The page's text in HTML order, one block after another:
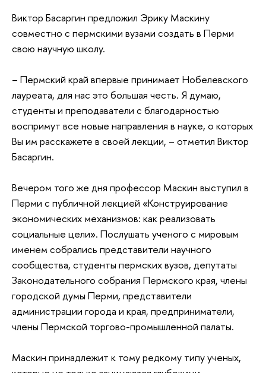
Виктор Басаргин предложил Эрику Маскину
совместно с пермскими вузами создать в Перми
свою научную школу.
– Пермский край впервые принимает Нобелевского
лауреата, для нас это большая честь. Я думаю,
студенты и преподаватели с благодарностью
воспримут все новые направления в науке, о которых
Вы им расскажете в своей лекции, – отметил Виктор
Басаргин.
Вечером того же дня профессор Маскин выступил в
Перми с публичной лекцией «Конструирование
экономических механизмов: как реализовать
социальные цели». Послушать ученого с мировым
именем собрались представители научного
сообщества, студенты пермских вузов, депутаты
Законодательного собрания Пермского края, члены
городской думы Перми, представители
администрации города и края, предприниматели,
члены Пермской торгово-промышленной палаты.
Маскин принадлежит к тому редкому типу ученых,